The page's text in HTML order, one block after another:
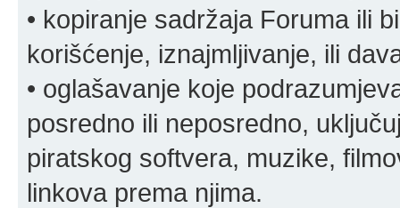
• kopiranje sadržaja Foruma ili
korišćenje, iznajmljivanje, ili
• oglašavanje koje
posredno ili neposredno,
piratskog softvera, muzike,
linkova prema njima.